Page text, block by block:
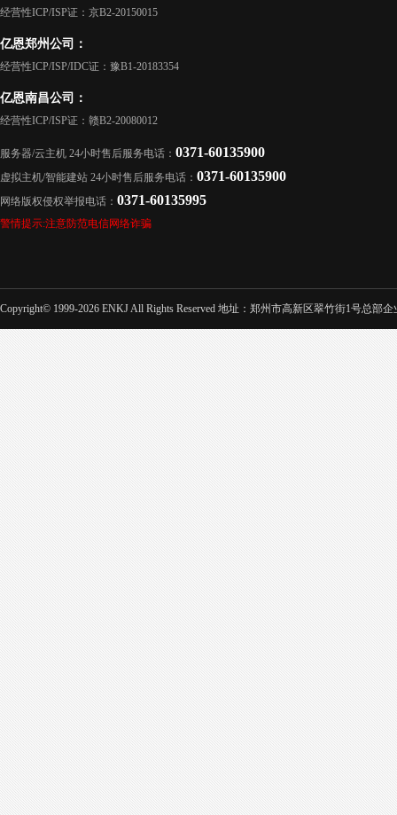
经营性ICP/ISP证：京B2-20150015
亿恩郑州公司：
经营性ICP/ISP/IDC证：豫B1-20183354
亿恩南昌公司：
经营性ICP/ISP证：赣B2-20080012
服务器/云主机 24小时售后服务电话： 0371-60135900
虚拟主机/智能建站 24小时售后服务电话： 0371-60135900
网络版权侵权举报电话： 0371-60135995
警情提示:注意防范电信网络诈骗
Copyright© 1999-2026 ENKJ All Rights Reserved 地址：郑州市高新区翠竹街1号